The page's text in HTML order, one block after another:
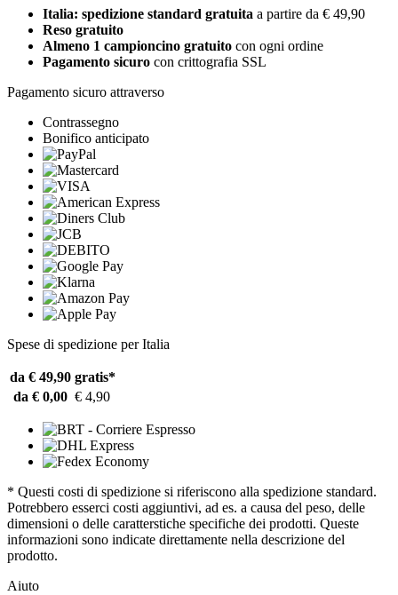
Italia: spedizione standard gratuita a partire da € 49,90
Reso gratuito
Almeno 1 campioncino gratuito con ogni ordine
Pagamento sicuro con crittografia SSL
Pagamento sicuro attraverso
Contrassegno
Bonifico anticipato
Spese di spedizione per Italia
da € 49,90 gratis*
da € 0,00 € 4,90
* Questi costi di spedizione si riferiscono alla spedizione standard.
Potrebbero esserci costi aggiuntivi, ad es. a causa del peso, delle
dimensioni o delle caratterstiche specifiche dei prodotti. Queste
informazioni sono indicate direttamente nella descrizione del
prodotto.
Aiuto